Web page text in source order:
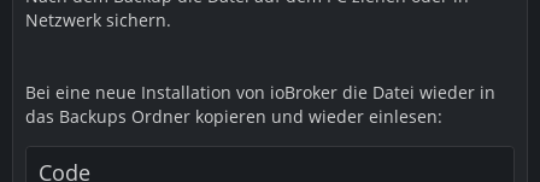
Netzwerk sichern.
Bei eine neue Installation von ioBroker die Datei wieder in
das Backups Ordner kopieren und wieder einlesen:
Code